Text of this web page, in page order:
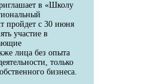
в «Школу
пройдет с 30 июня
участие в
лица без опыта
только
бизнеса.